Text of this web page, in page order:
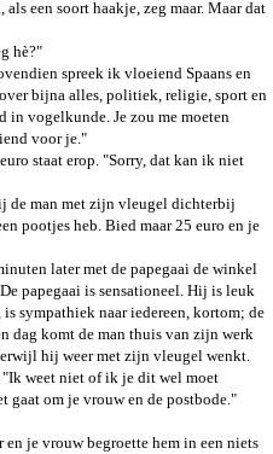
een soort haakje, zeg maar. Maar dat
hè?"
spreek ik vloeiend Spaans en
bijna alles, politiek, religie, sport en
in vogelkunde. Je zou me moeten
voor je."
staat erop. "Sorry, dat kan ik niet
de man met zijn vleugel dichterbij
pootjes heb. Bied maar 25 euro en je
later met de papegaai de winkel
papegaai is sensationeel. Hij is leuk
sympathiek naar iedereen, kortom; de
dag komt de man thuis van zijn werk
terwijl hij weer met zijn vleugel wenkt.
weet niet of ik je dit wel moet
gaat om je vrouw en de postbode."
en je vrouw begroette hem in een niets